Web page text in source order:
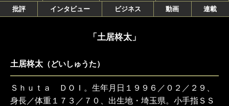
批評
インタビュー ビジネス 動画 連載
「土居柊太」
土居柊太 （どいしゅうた）
Ｓｈｕｔａ ＤＯＩ。生年月日１９９６／０２／２９、
身長／体重１７３／７０、出生地・埼玉県。小手指ＳＳ